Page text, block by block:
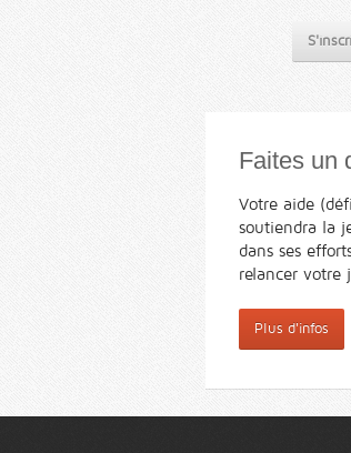
Faites un
Votre aide
soutiendra la
dans ses
relancer votre
Plus d'infos